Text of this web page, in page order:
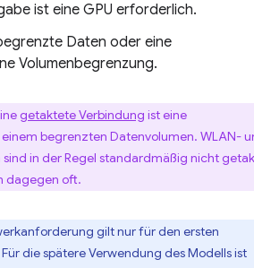
ist eine GPU erforderlich.
Daten oder eine
Volumenbegrenzung.
getaktete Verbindung ist eine
begrenzten Datenvolumen. WLAN-
in der Regel standardmäßig nicht
dagegen oft.
gilt nur für den ersten
die spätere Verwendung des Modells ist